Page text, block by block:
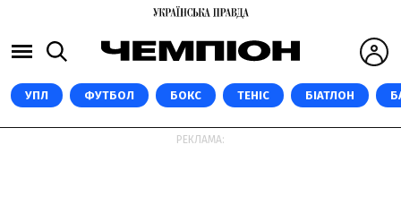
УПЛ ФУТБОЛ БОКС ТЕНІС БІАТЛОН
РЕКЛАМА: